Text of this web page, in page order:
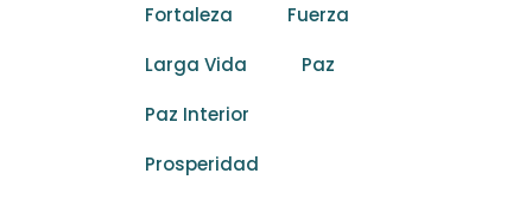
Fortaleza
Fuerza
Larga Vida
Paz
Paz Interior
Prosperidad